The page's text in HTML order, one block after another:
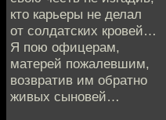
кто карьеры не делал
от солдатских кровей…
Я пою офицерам,
матерей пожалевшим,
возвратив им обратно
живых сыновей…